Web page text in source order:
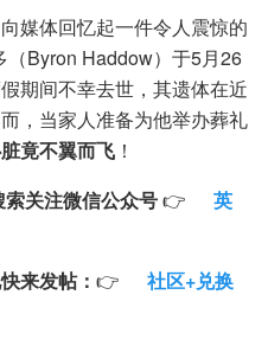
媒体回忆起一件令人震惊的
（Byron Haddow）于5月26
期间不幸去世，其遗体在近
，当家人准备为他举办葬礼
竟不翼而飞 ！
索关注微信公众号👉
英
来发帖： 👉
社区+兑换